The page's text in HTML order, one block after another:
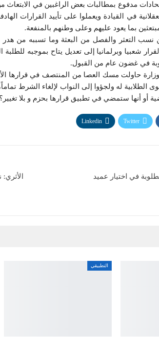
مدفوع بمطالبات بعض الراغبين في الابتعاث
في القيادة ويعملوا على تأييد القرارات
بما يعود عليهم وعلى وطنهم بالمنفعة.
نسب التعثر والفصل من البعثة وما تسببه من هدر
شعبيا وبرلمانيا إلى تعديل يتاح بموجبه
في غضون عام من القبول.
حاولت مسك العصا من المنتصف في قرارها
له ولجؤوا إلى النواب لإلغاء الشرط
أو أنها ستمضي في تطبيق قرارها بحزم و بلا تغيير؟
Twitter
Linkedin
في اختيار عميد
التطبيقي